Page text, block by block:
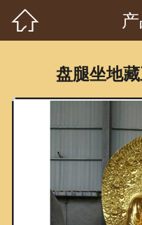

盘腿坐地